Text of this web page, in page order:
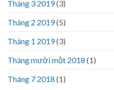
Tháng 3 2019(3)
Tháng 2 2019(5)
Tháng 1 2019(3)
Tháng mười một 2018 (1)
Tháng 7 2018 (1)